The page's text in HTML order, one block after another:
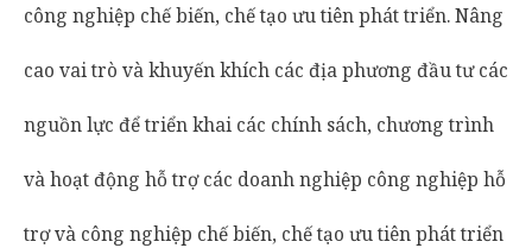
công nghiệp chế biến, chế tạo ưu tiên phát triển. Nâng
cao vai trò và khuyến khích các địa phương đầu tư các
nguồn lực để triển khai các chính sách, chương trình
và hoạt động hỗ trợ các doanh nghiệp công nghiệp hỗ
trợ và công nghiệp chế biến, chế tạo ưu tiên phát triển